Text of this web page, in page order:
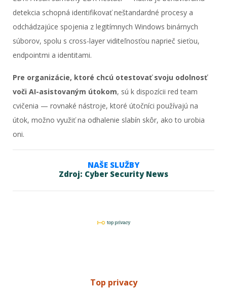
detekcia schopná identifikovať neštandardné procesy a
odchádzajúce spojenia z legitímnych Windows binárnych
súborov, spolu s cross-layer viditeľnosťou naprieč sieťou,
endpointmi a identitami.
Pre organizácie, ktoré chcú otestovať svoju odolnosť
voči AI-asistovaným útokom, sú k dispozícii red team
cvičenia — rovnaké nástroje, ktoré útočníci používajú na
útok, možno využiť na odhalenie slabín skôr, ako to urobia
oni.
NAŠE SLUŽBY
Zdroj: Cyber Security News
Top privacy